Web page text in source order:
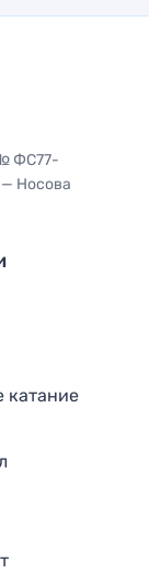
ФС77-
— Носова
катание